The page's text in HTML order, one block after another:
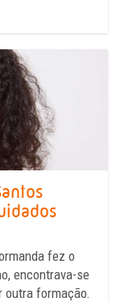
fez o
encontrava-se
outra formação.